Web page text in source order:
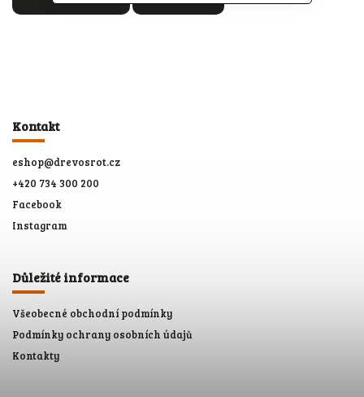
Kontakt
eshop@drevosrot.cz
+420 734 300 200
Facebook
Instagram
Důležité informace
Všeobecné obchodní podmínky
Podmínky ochrany osobních údajů
Kontakty